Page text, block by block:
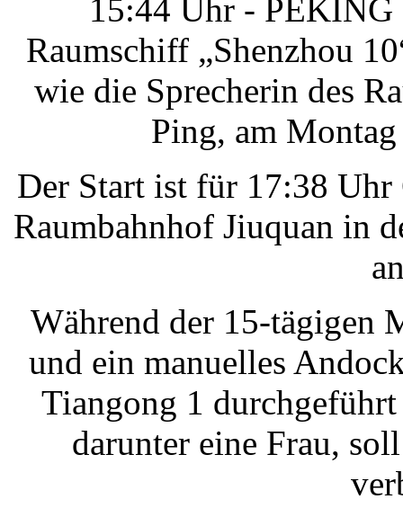
15:44 Uhr - PEKING
Raumschiff „Shenzhou
wie die Sprecherin des
Ping, am
Der Start ist für 17:38
Raumbahnhof Jiuquan in
Während der 15-tägigen
und ein manuelles
Tiangong 1
darunter eine Frau,